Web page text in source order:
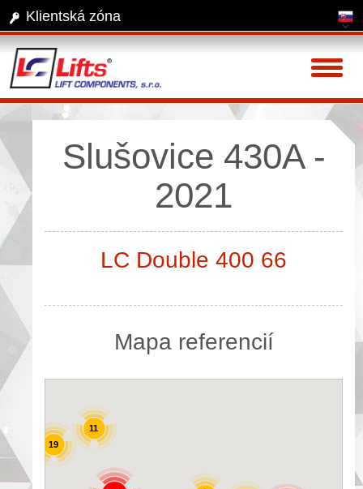
Klientská zóna
Slušovice 430A -
2021
LC Double 400 66
Mapa referencií
11
19